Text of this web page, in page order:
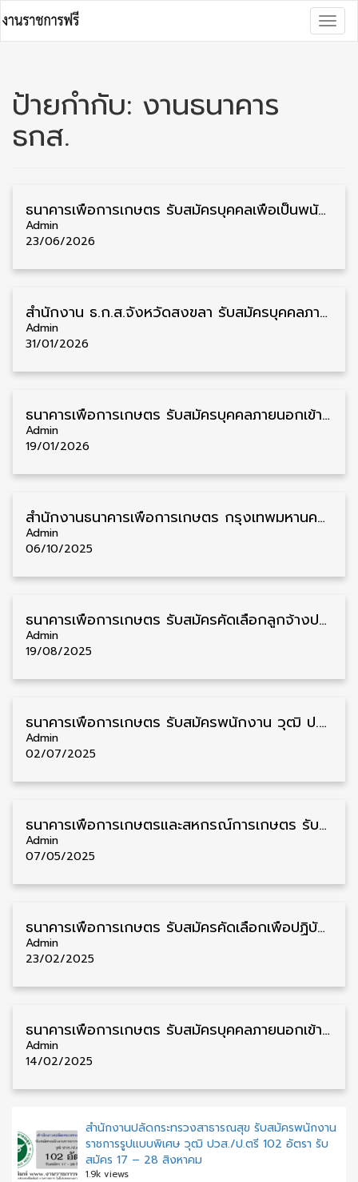
to
content
ป้ายกำกับ: งานธนาคาร
ธกส.
ธนาคารเพื่อการเกษตร รับสมัครบุคคลเพื่อเป็นพนักงาน วุฒิ ป.ตรี หลายจังหวัด 24 อัตรา สำรอง 19 อัตรา รับสมัคร 23 – 30 มิถุนายน
Admin
23/06/2026
สำนักงาน ธ.ก.ส.จังหวัดสงขลา รับสมัครบุคคลภายนอกเข้าปฏิบัติงาน วุฒิ ปวช. ชาย/หญิง หลายสาขาวิชา รับสมัคร 2 – 12 กุมภาพันธ์
Admin
31/01/2026
ธนาคารเพื่อการเกษตร รับสมัครบุคคลภายนอกเข้าปฏิบัติงาน วุฒิ ป.ตรี 36 อัตรา รับสมัคร 14 – 21 มกราคม
Admin
19/01/2026
สำนักงานธนาคารเพื่อการเกษตร กรุงเทพมหานคร รับสมัครบุคคลภายนอกเข้าปฏิบัติงาน วุฒิ ปวช. หลายสาขา ชาย/หญิง รับสมัคร 6 – 15 ตุลาคม
Admin
06/10/2025
ธนาคารเพื่อการเกษตร รับสมัครคัดเลือกลูกจ้างปฏิบัติงาน วุฒิ ม.3 10 อัตรา รับสมัคร 5 – 29 สิงหาคม
Admin
19/08/2025
ธนาคารเพื่อการเกษตร รับสมัครพนักงาน วุฒิ ป.ตรี หลายสาขาวิชา รับสมัคร 2 – 15 กรกฎาคม
Admin
02/07/2025
ธนาคารเพื่อการเกษตรและสหกรณ์การเกษตร รับสมัครคัดเลือกเพื่อปฏิบัติงาน วุฒิ ป.ตรี 1380 อัตรา รับสมัคร 10 – 19 พฤษภาคม
Admin
07/05/2025
ธนาคารเพื่อการเกษตร รับสมัครคัดเลือกเพื่อปฏิบัติงาน วุฒิ ปวช. ชาย/หญิง หลายสาขาวิชา รับสมัครตั้งแต่บัดนี้ – 7 มีนาคม
Admin
23/02/2025
ธนาคารเพื่อการเกษตร รับสมัครบุคคลภายนอกเข้าปฏิบัติงาน วุฒิ ป.ตรี ทุกสาขา 17 อัตรา รับสมัคร 13 – 17 กุมภาพันธ์
Admin
14/02/2025
สำนักงานปลัดกระทรวงสาธารณสุข รับสมัครพนักงาน
ราชการรูปแบบพิเศษ วุฒิ ปวส./ป.ตรี 102 อัตรา รับ
สมัคร 17 – 28 สิงหาคม
1.9k views